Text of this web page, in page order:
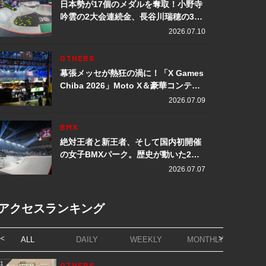
日本勢が17個のメダルを奪取！小野寺
吟雲の2大会連続金、長谷川瑞穂の3メ
ダル獲得など数々の快挙をプレイバッ
2026.07.10
OTHERS
幕張メッセが熱狂の渦に！「X Games
Chiba 2026」Moto X＆豪華コンテン
2026.07.09
BMX
絶対王者と新王者、そして国内初開催
の女子BMXパーク。歴史が動いた2日
2026.07.07
クセスランキング
ALL DAILY WEEKLY MONTHLY
1